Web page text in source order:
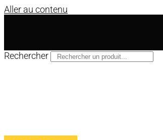
Aller au contenu
Rechercher